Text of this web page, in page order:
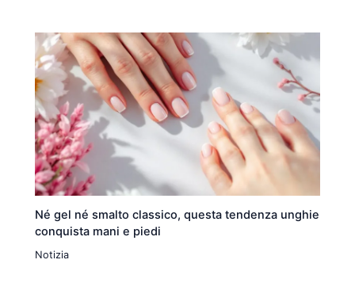
Né gel né smalto classico, questa tendenza unghie
conquista mani e piedi
Notizia